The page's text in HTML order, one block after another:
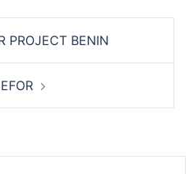
PROJECT BENIN